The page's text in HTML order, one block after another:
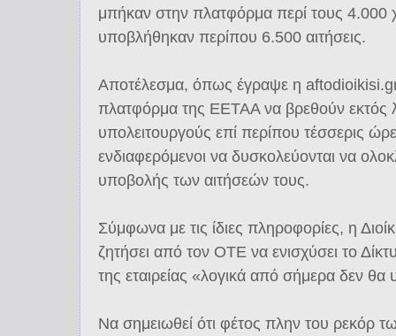
μπήκαν στην πλατφόρμα περί τους 4.000
υποβλήθηκαν περίπου 6.500 αιτήσεις.
Αποτέλεσμα, όπως έγραψε η
πλατφόρμα της ΕΕΤΑΑ να βρεθούν εκτός
υπολειτουργούς επί περίπου τέσσερις
ενδιαφερόμενοι να δυσκολεύονται να
υποβολής των αιτήσεών τους.
Σύμφωνα με τις ίδιες πληροφορίες, η
ζητήσει από τον ΟΤΕ να ενισχύσει το
της εταιρείας «λογικά από σήμερα δεν
Να σημειωθεί ότι φέτος πλην του ρεκόρ